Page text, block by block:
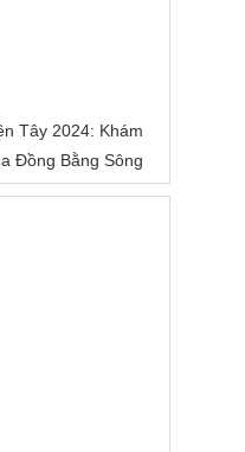
Tây 2024: Khám
Đồng Bằng Sông